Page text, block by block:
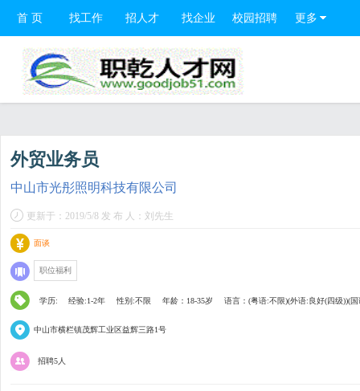
首 页 找工作 招人才 找企业 校园招聘 更多
外贸业务员
中山市光彤照明科技有限公司
更新于：2019/5/8 发 布 人：刘先生
面谈
职位福利
学历: 经验:1-2年 性别:不限 年龄：18-35岁 语言：(粤语:不限)(外语:良好(四级))(
中山市横栏镇茂辉工业区益辉三路1号
招聘5人